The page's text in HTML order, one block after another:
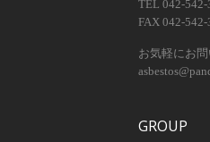
TEL 042-542-
FAX 042-542-
お気軽にお問
GROUP